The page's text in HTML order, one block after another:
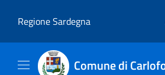
Regione Sardegna
Comune di